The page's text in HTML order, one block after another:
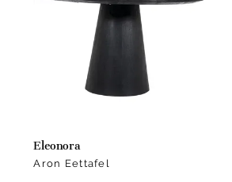
Eleonora
Aron Eettafel